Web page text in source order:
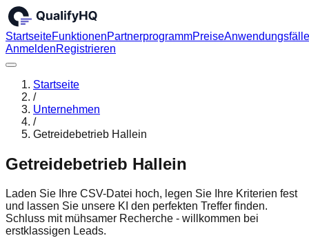
StartseiteFunktionenPartnerprogrammPreiseAnwendungsfälle
AnmeldenRegistrieren
Startseite
/
Unternehmen
/
Getreidebetrieb Hallein
Getreidebetrieb Hallein
Laden Sie Ihre CSV-Datei hoch, legen Sie Ihre Kriterien fest
und lassen Sie unsere KI den perfekten Treffer finden.
Schluss mit mühsamer Recherche - willkommen bei
erstklassigen Leads.